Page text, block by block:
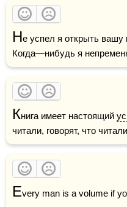
Не успел я открыть вашу
Когда—нибудь я
Книга имеет настоящий
читали, говорят, что
Every man is a volume if